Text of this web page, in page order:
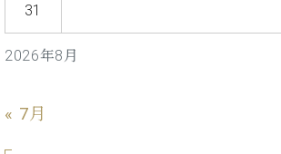
セン
トラ
ご案
2026年8月
31
« 7月